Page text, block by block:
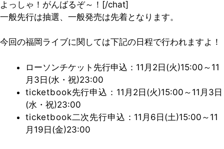
よっしゃ！がんばるぞ～！[/chat]
一般先行は抽選、一般発売は先着となります。
今回の福岡ライブに関しては下記の日程で行われますよ！
ローソンチケット先行申込：11月2日(火)15:00～11
月3日(水・祝)23:00
ticketbook先行申込： 11月2日(火)15:00～11月3日
(水・祝)23:00
ticketbook二次先行申込： 11月6日(土)15:00～11
月19日(金)23:00